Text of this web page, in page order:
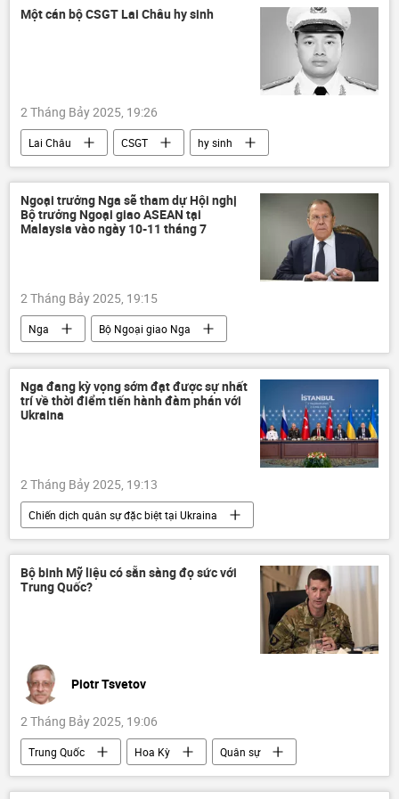
hợp tác Thế giới
Chính trị
Một cán bộ CSGT Lai Châu hy sinh
2 Tháng Bảy 2025, 19:26
Lai Châu CSGT
hy sinh
thông tin
Việt Nam
công an
Bộ Công an Việt Nam
vi phạm
Pháp luật
Ngoại trưởng Nga sẽ tham dự Hội nghị
Bộ trưởng Ngoại giao ASEAN tại
Malaysia vào ngày 10-11 tháng 7
2 Tháng Bảy 2025, 19:15
Nga
Bộ Ngoại giao Nga
Sergey Lavrov
Maria Zakharova
ASEAN
Malaysia
Thế giới
Chính trị
Á-Thái Bình Dương
Nga đang kỳ vọng sớm đạt được sự nhất
trí về thời điểm tiến hành đàm phán với
Ukraina
2 Tháng Bảy 2025, 19:13
Chiến dịch quân sự đặc biệt tại Ukraina
Nga
Dmitry Peskov
đàm phán
Đàm phán Nga-Ukraina tại Istanbul - 2025
Ukraina
Bộ binh Mỹ liệu có sẵn sàng đọ sức với
Trung Quốc?
Piotr Tsvetov
2 Tháng Bảy 2025, 19:06
Trung Quốc Hoa Kỳ
Quân sự
Lầu Năm Góc
Philippines